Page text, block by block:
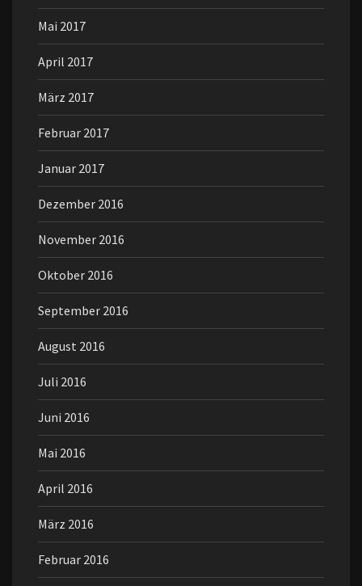
Mai 2017
April 2017
März 2017
Februar 2017
Januar 2017
Dezember 2016
November 2016
Oktober 2016
September 2016
August 2016
Juli 2016
Juni 2016
Mai 2016
April 2016
März 2016
Februar 2016